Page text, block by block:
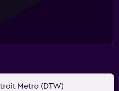
Metro (DTW)